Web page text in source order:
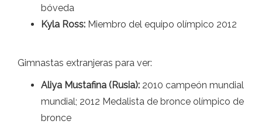
bóveda
Kyla Ross: Miembro del equipo olímpico 2012
Gimnastas extranjeras para ver:
Aliya Mustafina (Rusia): 2010 campeón mundial
mundial; 2012 Medalista de bronce olímpico de
bronce